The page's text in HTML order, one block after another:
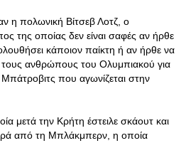
η πολωνική Βίτσεβ Λοτζ, ο
της οποίας δεν είναι σαφές αν ήρθε
κάποιον παίκτη ή αν ήρθε να
τους ανθρώπους του Ολυμπιακού για
που αγωνίζεται στην
μετά την Κρήτη έστειλε σκάουτ και
από τη Μπλάκμπερν, η οποία